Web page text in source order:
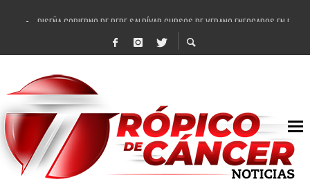
DISEÑA GOBIERNO DE PEPE SALDÍVAR CURSOS DE VERANO ENFOCADOS EN
REFRENDAN LOS 28 DELEGADOS Y 14 COMISARIADOS DE GUADALUPE APOYO A
FORTALECE GOBIERNO DE PEPE SALDÍVAR LA EDUCACIÓN EN LA ZACATECANA
GOBIERNO DE PEPE SALDÍVAR Y GRUPO FEMSA GENERAN MÁS DE 3 MIL EMPLEOS
CUARTA FERIA EXPO AGROPECUARIA TRAJO BENEFICIO DIRECTO A GUADALUPE:
RECONOCE PEPE SALDÍVAR A ARTISTA ZACATECANA VICTORIA HERNÁNDEZ
EGRESA GOBIERNO DE PEPE SALDÍVAR A 500 NUEVAS EMPRESARIAS